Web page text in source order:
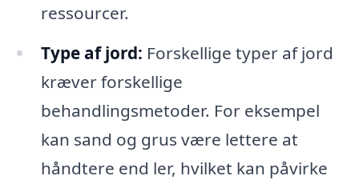
ressourcer.
Type af jord: Forskellige typer af jord
kræver forskellige
behandlingsmetoder. For eksempel
kan sand og grus være lettere at
håndtere end ler, hvilket kan påvirke